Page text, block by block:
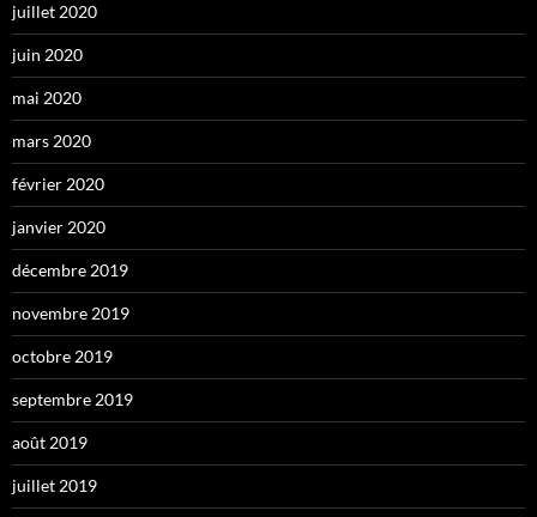
juillet 2020
juin 2020
mai 2020
mars 2020
février 2020
janvier 2020
décembre 2019
novembre 2019
octobre 2019
septembre 2019
août 2019
juillet 2019